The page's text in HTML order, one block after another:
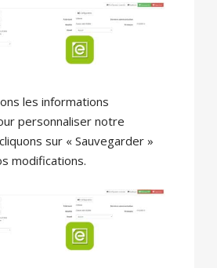
les informations
personnaliser notre
sur « Sauvegarder »
modifications.